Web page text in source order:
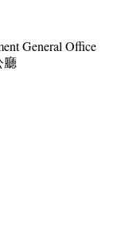
General Office
廳